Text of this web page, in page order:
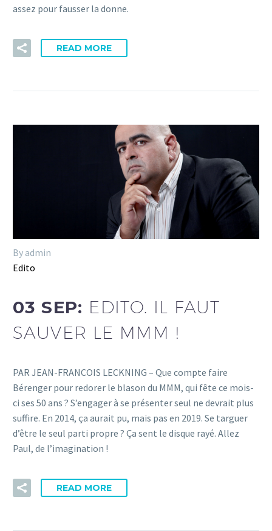
assez pour fausser la donne.
READ MORE
By admin
Edito
03 SEP: EDITO. IL FAUT
SAUVER LE MMM !
PAR JEAN-FRANCOIS LECKNING – Que compte faire
Bérenger pour redorer le blason du MMM, qui fête ce mois-
ci ses 50 ans ? S’engager à se présenter seul ne devrait plus
suffire. En 2014, ça aurait pu, mais pas en 2019. Se targuer
d’être le seul parti propre ? Ça sent le disque rayé. Allez
Paul, de l’imagination !
READ MORE